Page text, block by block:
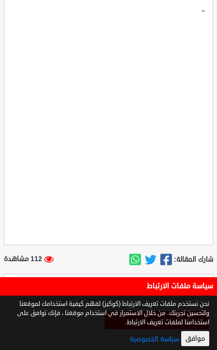
"
شارك المقالة: 112 مشاهدة
هل أعجبك المقال
مواضيع ذات محتوي مطابق
سياسة ملفات الارتباط
نحن نستخدم ملفات تعريف الارتباط (كوكيز) لفهم كيفية استخدامك لموقعنا
ولتحسين تجربتك. من خلال الاستمرار في استخدام موقعنا ، فإنك توافق على
استخدامنا لملفات تعريف الارتباط.
موافق سياسة الخصوصية